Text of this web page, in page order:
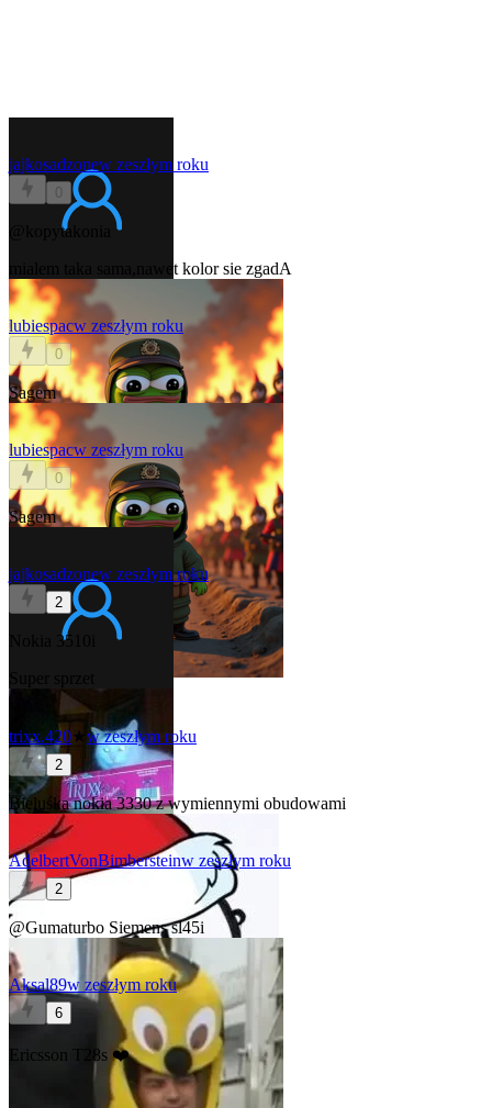
jajkosadzonew zeszłym roku
0
@kopytakonia
mialem taka sama,nawet kolor sie zgadA
lubiespacw zeszłym roku
0
Sagem
lubiespacw zeszłym roku
0
Sagem
jajkosadzonew zeszłym roku
2
Nokia 3510i
trixx.420★w zeszłym roku
2
Bieluśka nokia 3330 z wymiennymi obudowami
AdelbertVonBimbersteinw zeszłym roku
2
@Gumaturbo Siemens sl45i
Aksal89w zeszłym roku
6
Ericsson T28s ❤️